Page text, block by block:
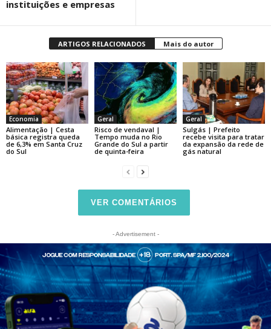
instituições e empresas
ARTIGOS RELACIONADOS Mais do autor
Economia
Alimentação | Cesta
básica registra queda
de 6,3% em Santa Cruz
do Sul
Geral
Risco de vendaval |
Tempo muda no Rio
Grande do Sul a partir
de quinta-feira
Geral
Sulgás | Prefeito
recebe visita para tratar
da expansão da rede de
gás natural
VER COMENTÁRIOS
- Advertisement -